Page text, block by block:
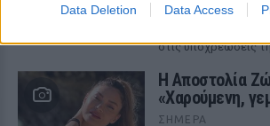
Data Deletion Data Access
Το ζευγάρι
στις υποχρεώσεις
Η Αποστολία
«Χαρούμενη,
ΣΉΜΕΡΑ